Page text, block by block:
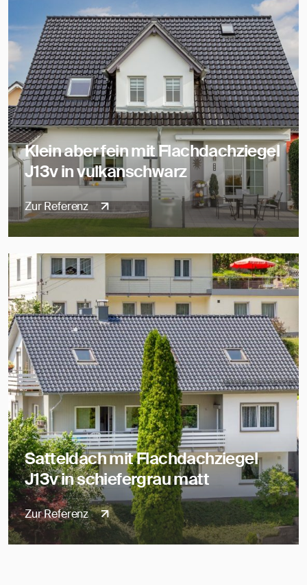
Klein aber fein mit Flachdachziegel
J13v in vulkanschwarz
Zur Referenz
Satteldach mit Flachdachziegel
J13v in schiefergrau matt
Zur Referenz